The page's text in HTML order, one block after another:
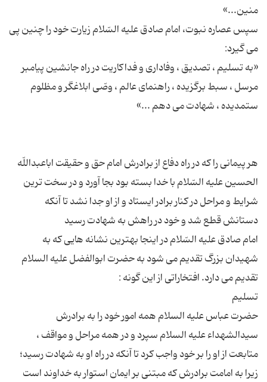
سپس عصاره نبوت، امام صادق علیه السّلام زیارت خود را چنین پى
«به تسلیم ، تصدیق ، وفادارى و فداكاریت در راه جانشین پیامبر
مرسل ، سبط برگزیده ، راهنماى عالم ، وصّى ابلاغگر و مظلوم
هر پیمانى را كه در راه دفاع از برادرش امام حق و حقیقت اباعبداللّه
الحسین علیه السّلام با خدا بسته بود بجا آورد و در سخت ترین
شرایط و مراحل در كنار برادر ایستاد و از او جدا نشد تا آنكه
امام صادق علیه السّلام در اینجا بهترین نشانه هایى كه به
شهیدان بزرگ تقدیم مى شود به حضرت ابوالفضل علیه السلام
حضرت عباس علیه السلام همه امور خود را به برادرش
سیدالشهداء علیه السلام سپرد و در همه مراحل و مواقف ،
متابعت از او را بر خود واجب كرد تا آنكه در راه او به شهادت رسید؛
زیرا به امامت برادرش كه مبتنى بر ایمان استوار به خداوند است